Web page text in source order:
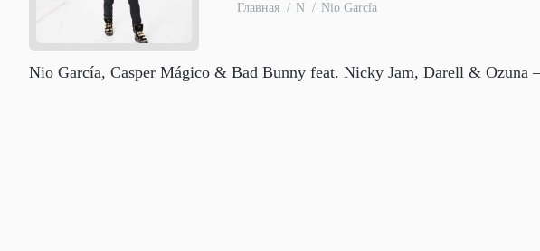
Главная N Nio García
Nio García, Casper Mágico & Bad Bunny feat. Nicky Jam, Darell & Ozuna